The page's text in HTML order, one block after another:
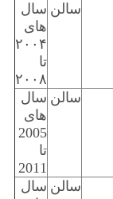
سالن سال
های
۲۰۰۴
تا
۲۰۰۸
سالن سال
های
2005
تا
2011
سالن سال